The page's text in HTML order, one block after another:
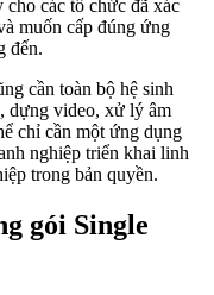
các tổ chức đã xác
muốn cấp đúng ứng
đến.
cần toàn bộ hệ sinh
dựng video, xử lý âm
chỉ cần một ứng dụng
nghiệp triển khai linh
trong bản quyền.
gói Single